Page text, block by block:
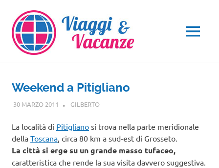
contenuto
MENU
Weekend a Pitigliano
30 MARZO 2011 GILBERTOTOSCANA
La località di Pitigliano si trova nella parte meridionale
della Toscana, circa 80 km a sud-est di Grosseto.
La città si erge su un grande masso tufaceo,
caratteristica che rende la sua visita davvero suggestiva.